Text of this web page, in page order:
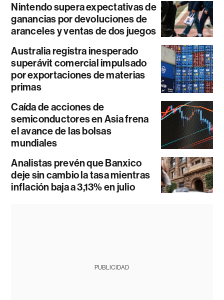
Nintendo supera expectativas de
ganancias por devoluciones de
aranceles y ventas de dos juegos
Australia registra inesperado
superávit comercial impulsado
por exportaciones de materias
primas
Caída de acciones de
semiconductores en Asia frena
el avance de las bolsas
mundiales
Analistas prevén que Banxico
deje sin cambio la tasa mientras
inflación baja a 3,13% en julio
PUBLICIDAD